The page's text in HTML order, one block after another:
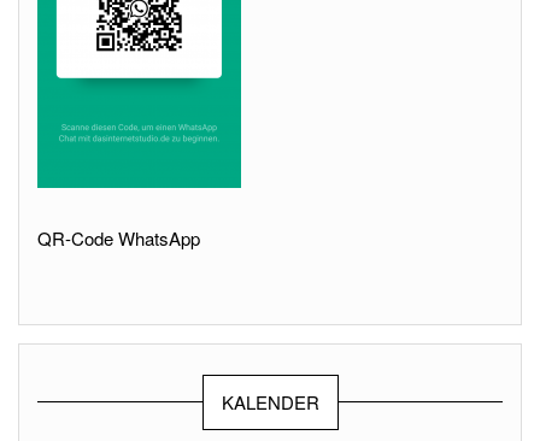
QR-Code WhatsApp
KALENDER